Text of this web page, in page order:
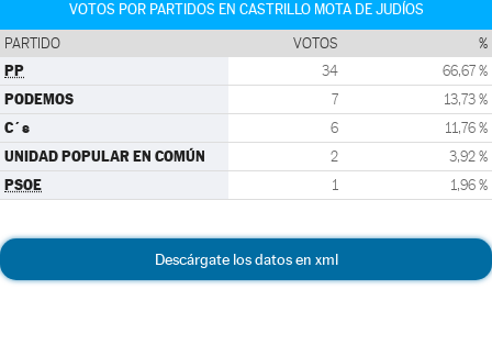
VOTOS POR PARTIDOS EN CASTRILLO MOTA DE JUDÍOS
PARTIDO VOTOS %
PP 34 66,67 %
PODEMOS 7 13,73 %
C´s 6 11,76 %
UNIDAD POPULAR EN COMÚN 2 3,92 %
PSOE 1 1,96 %
Descárgate los datos en xml